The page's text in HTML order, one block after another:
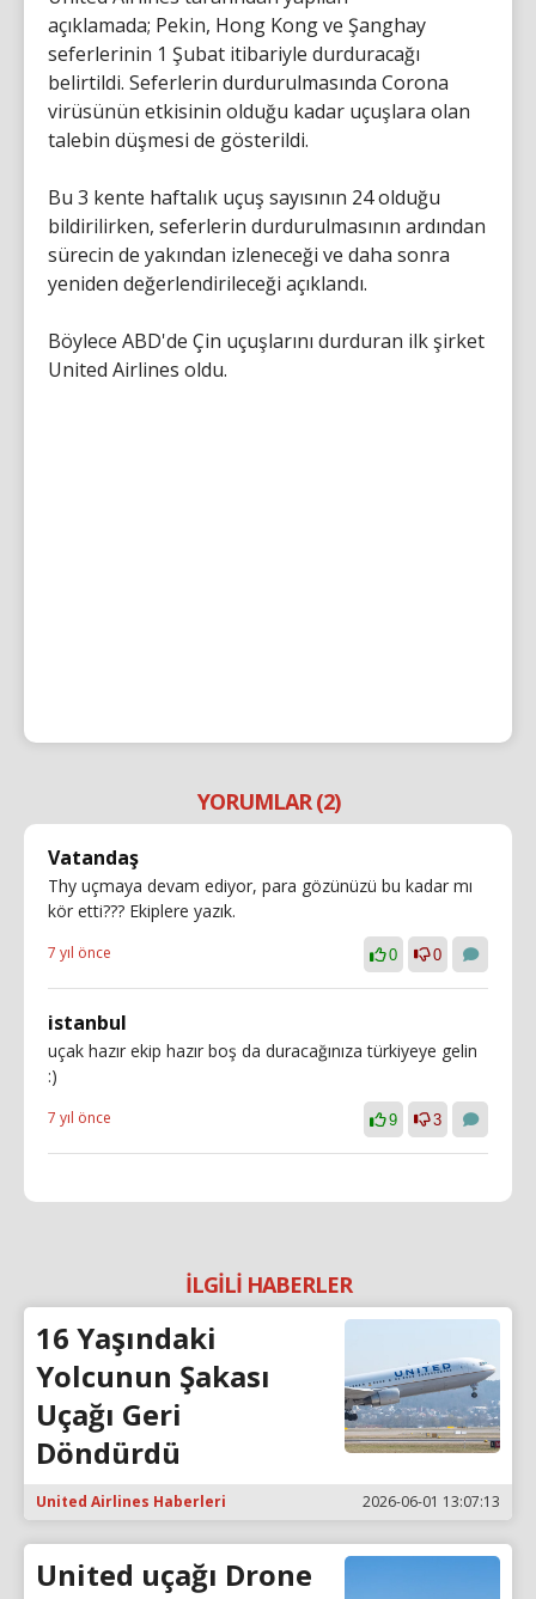
açıklamada; Pekin, Hong Kong ve Şanghay
seferlerinin 1 Şubat itibariyle durduracağı
belirtildi. Seferlerin durdurulmasında Corona
virüsünün etkisinin olduğu kadar uçuşlara olan
talebin düşmesi de gösterildi.
Bu 3 kente haftalık uçuş sayısının 24 olduğu
bildirilirken, seferlerin durdurulmasının ardından
sürecin de yakından izleneceği ve daha sonra
yeniden değerlendirileceği açıklandı.
Böylece ABD'de Çin uçuşlarını durduran ilk şirket
United Airlines oldu.
YORUMLAR (2)
Vatandaş
Thy uçmaya devam ediyor, para gözünüzü bu kadar mı
kör etti??? Ekiplere yazık.
7 yıl önce 0 0
istanbul
uçak hazır ekip hazır boş da duracağınıza türkiyeye gelin
:)
7 yıl önce 9 3
İLGİLİ HABERLER
16 Yaşındaki
Yolcunun Şakası
Uçağı Geri
Döndürdü
United Airlines Haberleri 2026-06-01 13:07:13
United uçağı Drone